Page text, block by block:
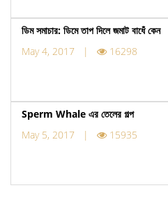
ডিম সমাচার: ডিমে তাপ দিলে জমাট বাধেঁ কেন
May 4, 2017 |
16298
Sperm Whale এর তেলের গল্প
May 5, 2017 |
15935